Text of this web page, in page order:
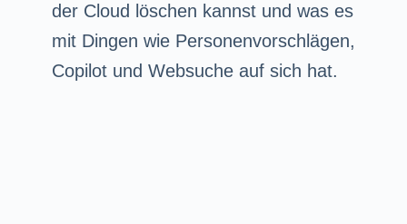
der Cloud löschen kannst und was es
mit Dingen wie Personenvorschlägen,
Copilot und Websuche auf sich hat.